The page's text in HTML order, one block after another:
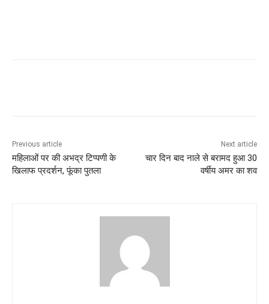
Previous article
महिलाओं पर की अभद्र टिप्पणी के
खिलाफ प्रदर्शन, फूंका पुतला
Next article
चार दिन बाद नाले से बरामद हुआ 30
वर्षीय अमर का शव